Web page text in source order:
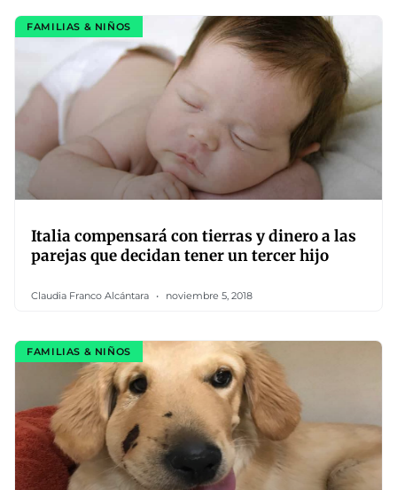
FAMILIAS & NIÑOS
Italia compensará con tierras y dinero a las
parejas que decidan tener un tercer hijo
Claudia Franco Alcántara noviembre 5, 2018
FAMILIAS & NIÑOS